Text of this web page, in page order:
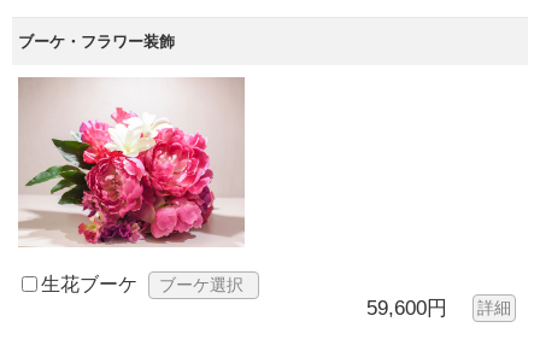
ブーケ・フラワー装飾
生花ブーケ ブーケ選択
59,600円 詳細